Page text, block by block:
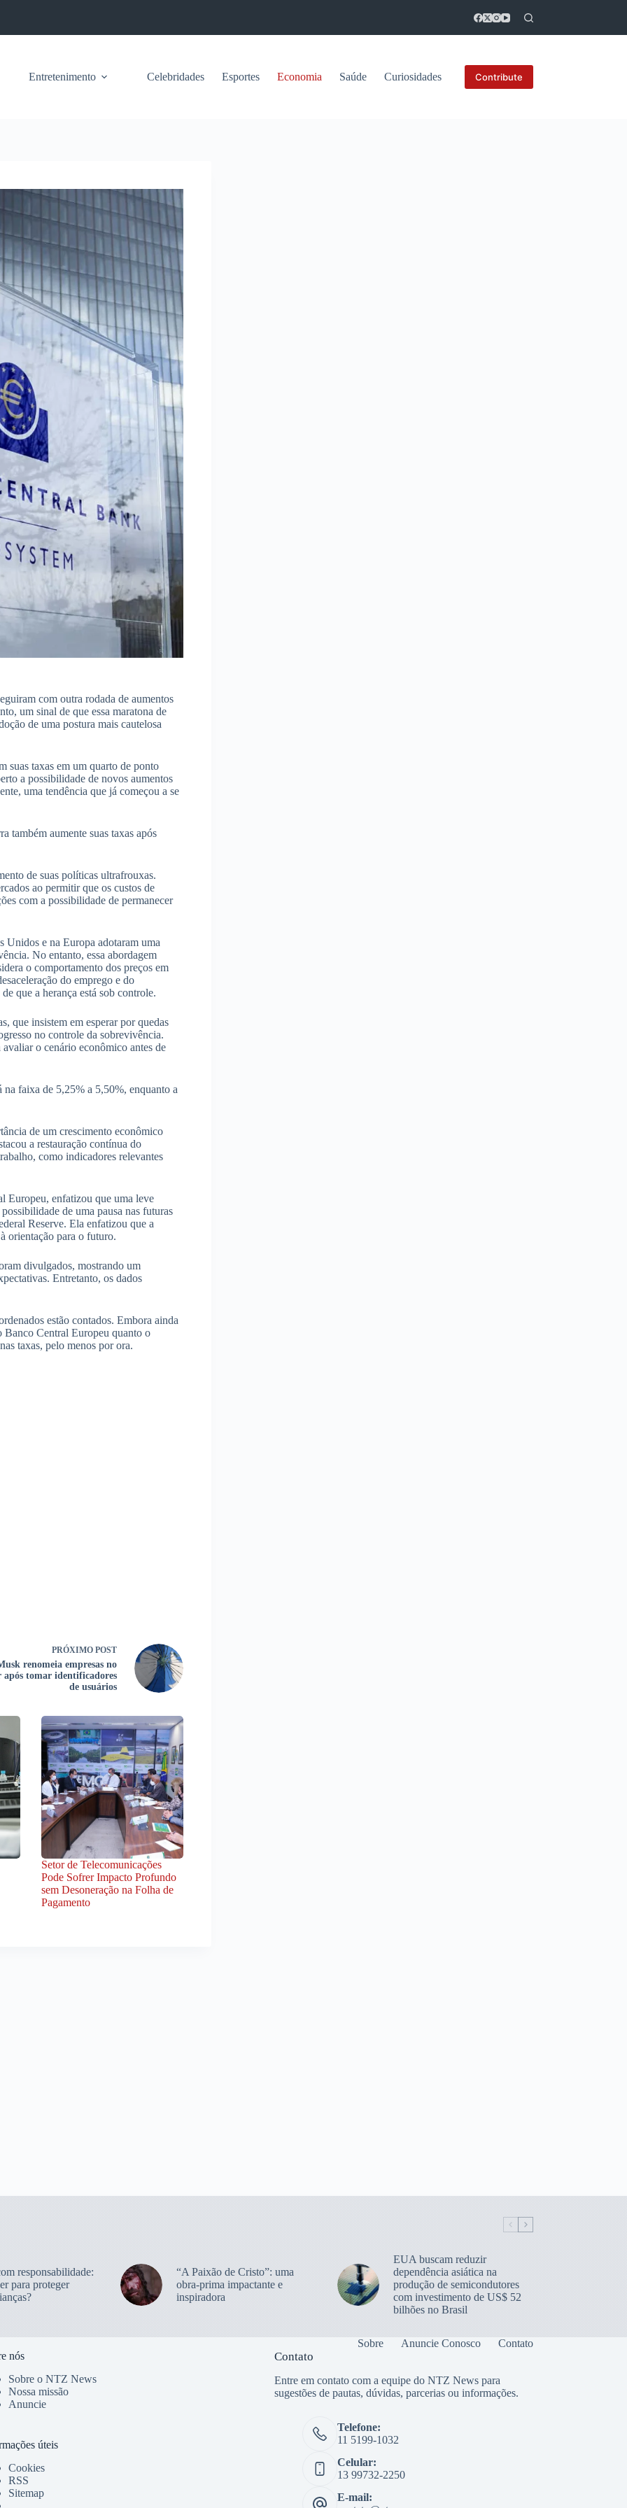
Entretenimento Celebridades Esportes Economia Saúde Curiosidades Contribute
com outra rodada de aumentos
um sinal de que essa maratona de
de uma postura mais cautelosa
suas taxas em um quarto de ponto
a possibilidade de novos aumentos
uma tendência que já começou a se
também aumente suas taxas após
de suas políticas ultrafrouxas.
ao permitir que os custos de
com a possibilidade de permanecer
e na Europa adotaram uma
No entanto, essa abordagem
o comportamento dos preços em
do emprego e do
que a herança está sob controle.
que insistem em esperar por quedas
no controle da sobrevivência.
o cenário econômico antes de
na faixa de 5,25% a 5,50%, enquanto a
de um crescimento econômico
a restauração contínua do
como indicadores relevantes
Europeu, enfatizou que uma leve
de uma pausa nas futuras
Reserve. Ela enfatizou que a
orientação para o futuro.
divulgados, mostrando um
Entretanto, os dados
estão contados. Embora ainda
Banco Central Europeu quanto o
taxas, pelo menos por ora.
PRÓXIMO POST
renomeia empresas no
após tomar identificadores
de usuários
Setor de Telecomunicações
Pode Sofrer Impacto Profundo
sem Desoneração na Folha de
Pagamento
responsabilidade:
para proteger
“A Paixão de Cristo”: uma
obra-prima impactante e
inspiradora
EUA buscam reduzir
dependência asiática na
produção de semicondutores
com investimento de US$ 52
bilhões no Brasil
Sobre Anuncie Conosco Contato
nós
Sobre o NTZ News
Nossa missão
Anuncie
úteis
Cookies
RSS
Sitemap
Contato
Entre em contato com a equipe do NTZ News para
sugestões de pautas, dúvidas, parcerias ou informações.
Telefone:
11 5199-1032
Celular:
13 99732-2250
E-mail: